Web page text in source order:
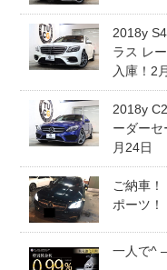
スタッフ紹介
お問い合わせ
スタッフblog
ホーム
2018y
ラス レ
入庫！2
2018y
ーダー
月24日
ご納車
ポーツ！
一人で^